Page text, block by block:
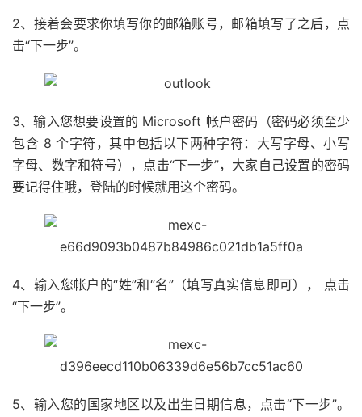
2、接着会要求你填写你的邮箱账号，邮箱填写了之后，点
击“下一步”。
3、输入您想要设置的 Microsoft 帐户密码（密码必须至少
包含 8 个字符，其中包括以下两种字符：大写字母、小写
字母、数字和符号），点击“下一步”，大家自己设置的密码
要记得住哦，登陆的时候就用这个密码。
4、输入您帐户的“姓”和“名”（填写真实信息即可）， 点击
“下一步”。
5、输入您的国家地区以及出生日期信息，点击“下一步”。